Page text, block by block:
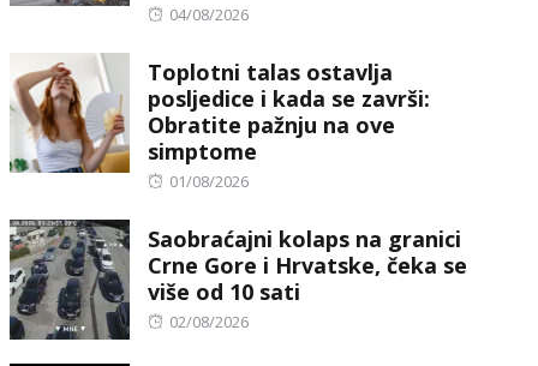
Posted
04/08/2026
Toplotni talas ostavlja
posljedice i kada se završi:
Obratite pažnju na ove
simptome
Posted
01/08/2026
Saobraćajni kolaps na granici
Crne Gore i Hrvatske, čeka se
više od 10 sati
Posted
02/08/2026